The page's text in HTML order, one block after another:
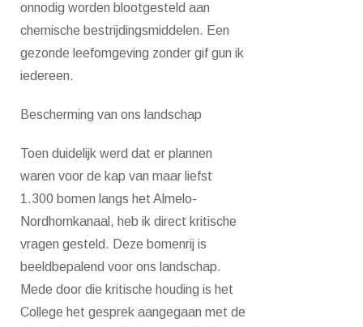
onnodig worden blootgesteld aan
chemische bestrijdingsmiddelen. Een
gezonde leefomgeving zonder gif gun ik
iedereen.
Bescherming van ons landschap
Toen duidelijk werd dat er plannen
waren voor de kap van maar liefst
1.300 bomen langs het Almelo-
Nordhornkanaal, heb ik direct kritische
vragen gesteld. Deze bomenrij is
beeldbepalend voor ons landschap.
Mede door die kritische houding is het
College het gesprek aangegaan met de